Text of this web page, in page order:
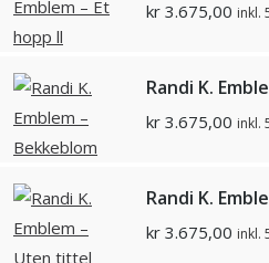
kr 3.675,00 inkl.
Randi K.
kr 3.675,00 inkl.
Randi K.
kr 3.675,00 inkl.